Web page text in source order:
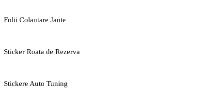
Folii Colantare Jante
Sticker Roata de Rezerva
Stickere Auto Tuning